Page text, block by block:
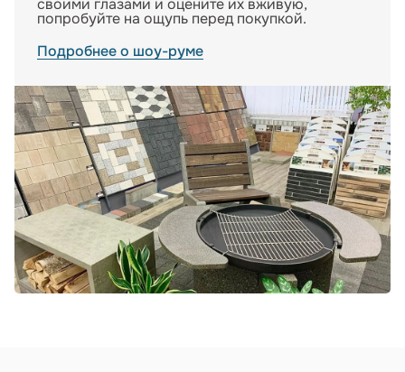
попробуйте на ощупь перед покупкой.
Подробнее о шоу-руме